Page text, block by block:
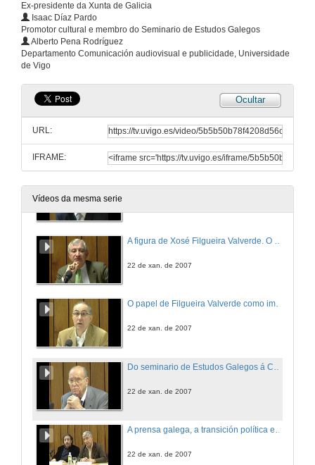
Ex-presidente da Xunta de Galicia
Isaac Díaz Pardo
Promotor cultural e membro do Seminario de Estudos Galegos
Alberto Pena Rodríguez
Departamento Comunicación audiovisual e publicidade, Universidade
de Vigo
Ocultar
URL:
IFRAME:
Vídeos da mesma serie
22 de xan. de 2007
O papel de Filgueira Valverde como impulsor do Consello da Cultura Galega
22 de xan. de 2007
22 de xan. de 2007
A prensa galega, a transición política e o Estatuto de Autonomía de Galicia
22 de xan. de 2007